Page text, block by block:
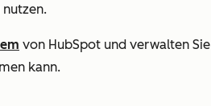
von HubSpot und verwalten Sie
kann.